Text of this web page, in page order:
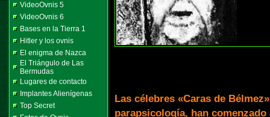
VideoOvnis 5
VideoOvnis 6
Bases en la Tierra 1
Hitler y los ovnis
El enigma de Nazca
El Triángulo de Las
Bermudas
Lugares de contacto
Implantes Alienígenas
Top Secret
Las célebres «Caras de
parapsicología, han